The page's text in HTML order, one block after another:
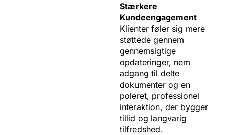
Stærkere
Kundeengagement
Klienter føler sig mere
støttede gennem
gennemsigtige
opdateringer, nem
adgang til delte
dokumenter og en
poleret, professionel
interaktion, der bygger
tillid og langvarig
tilfredshed.